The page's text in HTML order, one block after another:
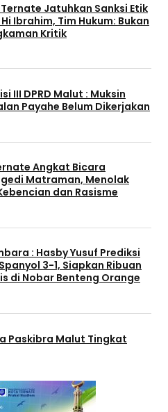
Ternate Jatuhkan Sanksi Etik
Ibrahim, Tim Hukum: Bukan
Kritik
III DPRD Malut : Muksin
Payahe Belum Dikerjakan
Angkat Bicara
Matraman, Menolak
dan Rasisme
: Hasby Yusuf Prediksi
3-1, Siapkan Ribuan
di Nobar Benteng Orange
Paskibra Malut Tingkat